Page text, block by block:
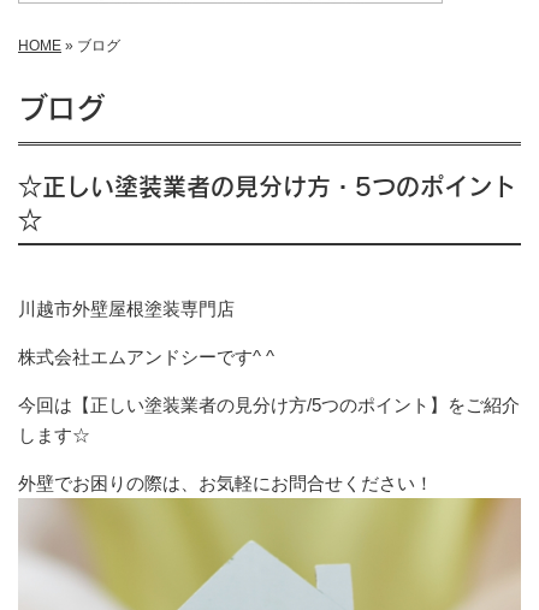
HOME » ブログ
ブログ
☆正しい塗装業者の見分け方・5つのポイント
☆
川越市外壁屋根塗装専門店
株式会社エムアンドシーです^ ^
今回は【正しい塗装業者の見分け方/5つのポイント】をご紹介
します☆
外壁でお困りの際は、お気軽にお問合せください！